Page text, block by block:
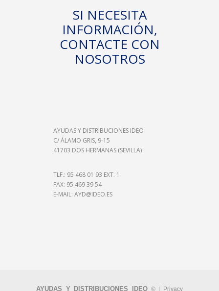
SI NECESITA
INFORMACIÓN,
CONTACTE CON
NOSOTROS
AYUDAS Y DISTRIBUCIONES IDEO
C/ ÁLAMO GRIS, 9-15
41703 DOS HERMANAS (SEVILLA)
TLF.: 95 468 01 93 EXT. 1
FAX: 95 469 39 54
E-MAIL: AYD@IDEO.ES
AYUDAS Y DISTRIBUCIONES IDEO © | Privacy